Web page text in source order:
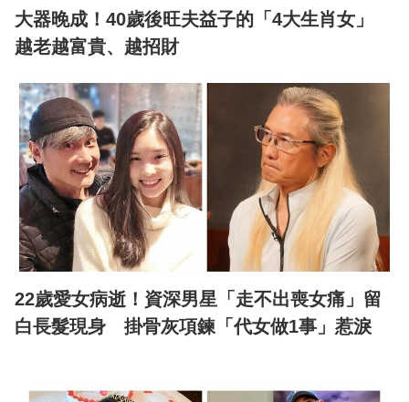
大器晚成！40歲後旺夫益子的「4大生肖女」
越老越富貴、越招財
22歲愛女病逝！資深男星「走不出喪女痛」留
白長髮現身 掛骨灰項鍊「代女做1事」惹淚